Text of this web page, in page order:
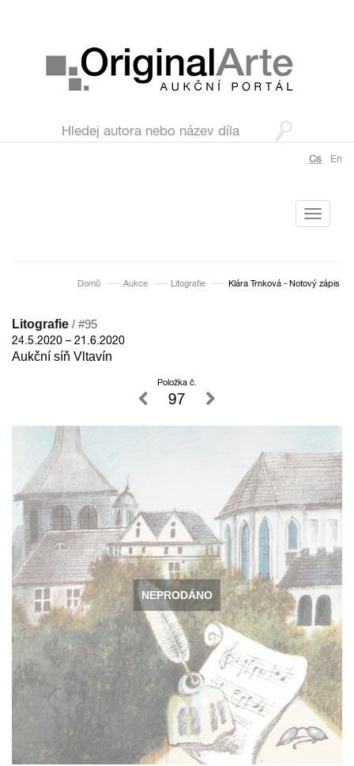
Cs En
Toggle
Domů Aukce Litografie Klára Trnková - Notový zápis
Litografie / #95
24.5.2020 – 21.6.2020
Aukční síň Vltavín
Položka č.
97
NEPRODÁNO